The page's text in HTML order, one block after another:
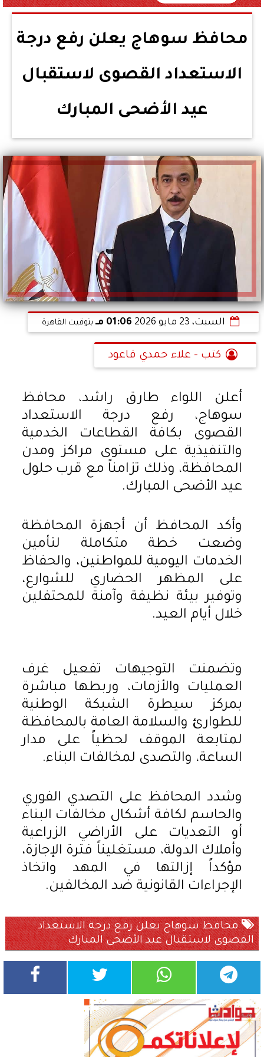
محافظ سوهاج يعلن رفع درجة
الاستعداد القصوى لاستقبال
عيد الأضحى المبارك
السبت، 23 مايو 2026 01:06 مـ بتوقيت القاهرة
كتب - علاء حمدي قاعود
أعلن اللواء طارق راشد، محافظ
سوهاج، رفع درجة الاستعداد
القصوى بكافة القطاعات الخدمية
والتنفيذية على مستوى مراكز ومدن
المحافظة، وذلك تزامناً مع قرب حلول
عيد الأضحى المبارك.
وأكد المحافظ أن أجهزة المحافظة
وضعت خطة متكاملة لتأمين
الخدمات اليومية للمواطنين، والحفاظ
على المظهر الحضاري للشوارع،
وتوفير بيئة نظيفة وآمنة للمحتفلين
خلال أيام العيد.
وتضمنت التوجيهات تفعيل غرف
العمليات والأزمات، وربطها مباشرة
بمركز سيطرة الشبكة الوطنية
للطوارئ والسلامة العامة بالمحافظة
لمتابعة الموقف لحظياً على مدار
الساعة، والتصدى لمخالفات البناء.
وشدد المحافظ على التصدي الفوري
والحاسم لكافة أشكال مخالفات البناء
أو التعديات على الأراضي الزراعية
وأملاك الدولة، مستغليناً فترة الإجازة،
مؤكداً إزالتها في المهد واتخاذ
الإجراءات القانونية ضد المخالفين.
محافظ سوهاج يعلن رفع درجة الاستعداد
القصوى لاستقبال عيد الأضحى المبارك